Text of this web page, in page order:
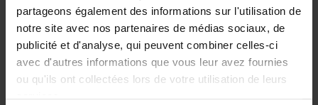
partageons également des informations sur l'utilisation de
notre site avec nos partenaires de médias sociaux, de
publicité et d'analyse, qui peuvent combiner celles-ci
avec d'autres informations que vous leur avez fournies
ou qu'ils ont collectées lors de votre utilisation de leurs
Couverture souple
2025 200
€29,99